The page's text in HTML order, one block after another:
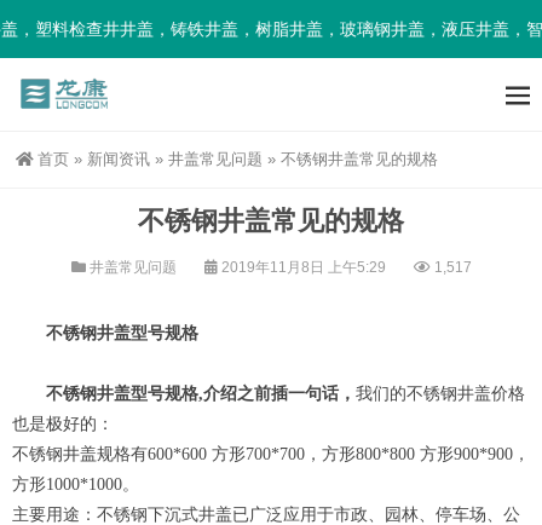
塑料检查井井盖，铸铁井盖，树脂井盖，玻璃钢井盖，液压井盖，
首页 » 新闻资讯 » 井盖常见问题 » 不锈钢井盖常见的规格
不锈钢井盖常见的规格
井盖常见问题 2019年11月8日 上午5:29 1,517
不锈钢井盖型号规格
不锈钢井盖型号规格,介绍之前插一句话， 我们的不锈钢井盖价格
也是极好的：
不锈钢井盖规格有600*600 方形700*700，方形800*800 方形900*900，
方形1000*1000。
主要用途：不锈钢下沉式井盖已广泛应用于市政、园林、停车场、公